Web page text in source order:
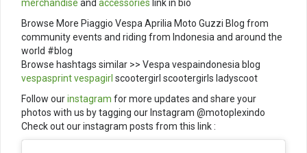
merchandise and accessories link in bio
Browse More Piaggio Vespa Aprilia Moto Guzzi Blog from
community events and riding from Indonesia and around the
world #blog
Browse hashtags similar >> Vespa vespaindonesia blog
vespasprintvespagirl scootergirl scootergirls ladyscoot
Follow ourinstagram for more updates and share your
photos with us by tagging our Instagram @motoplexindo
Check out our instagram posts from this link :